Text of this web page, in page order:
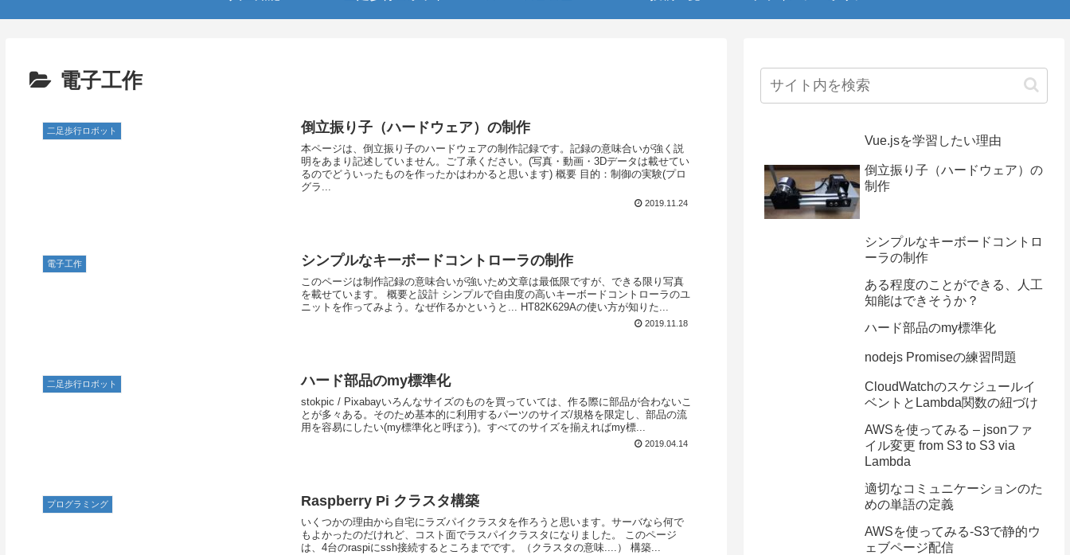
電子工作
二足歩行ロボット 倒立振り子（ハードウェア）の制作
本ページは、倒立振り子のハードウェアの制作記録です。記録の意味合いが強く説
明をあまり記述していません。ご了承ください。(写真・動画・3Dデータは載せてい
るのでどういったものを作ったかはわかると思います) 概要 目的：制御の実験(プロ
グラ...
2019.11.24
電子工作 シンプルなキーボードコントローラの制作
このページは制作記録の意味合いが強いため文章は最低限ですが、できる限り写真
を載せています。 概要と設計 シンプルで自由度の高いキーボードコントローラのユ
ニットを作ってみよう。なぜ作るかというと... HT82K629Aの使い方が知りた...
2019.11.18
二足歩行ロボット ハード部品のmy標準化
stokpic / Pixabayいろんなサイズのものを買っていては、作る際に部品が合わないこ
とが多々ある。そのため基本的に利用するパーツのサイズ/規格を限定し、部品の流
用を容易にしたい(my標準化と呼ぼう)。すべてのサイズを揃えればmy標...
2019.04.14
プログラミング Raspberry Pi クラスタ構築
いくつかの理由から自宅にラズパイクラスタを作ろうと思います。サーバなら何で
もよかったのだけれど、コスト面でラスパイクラスタになりました。 このページ
は、4台のraspiにssh接続するところまでです。（クラスタの意味....） 構築...
Vue.jsを学習したい理由
倒立振り子（ハードウェア）の
制作
シンプルなキーボードコントロ
ーラの制作
ある程度のことができる、人工
知能はできそうか？
ハード部品のmy標準化
nodejs Promiseの練習問題
CloudWatchのスケジュールイ
ベントとLambda関数の紐づけ
AWSを使ってみる – jsonファ
イル変更 from S3 to S3 via
Lambda
適切なコミュニケーションのた
めの単語の定義
AWSを使ってみる-S3で静的ウ
ェブページ配信